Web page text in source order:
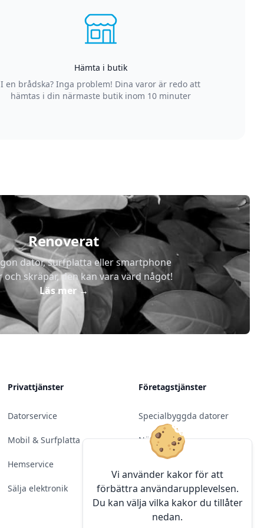
Hämta i butik
I en brådska? Inga problem! Dina varor är redo att
hämtas i din närmaste butik inom 10 minuter
Vi använder kakor för att
förbättra användarupplevelsen.
Du kan välja vilka kakor du tillåter
nedan.
Renoverat
dator, surfplatta eller smartphone
och skräpar, den kan vara värd något!
Läs mer→
Privattjänster
Datorservice
Mobil & Surfplatta
Hemservice
Sälja elektronik
Företagstjänster
Specialbyggda datorer
Nätverk
Programvara
Server & Backup